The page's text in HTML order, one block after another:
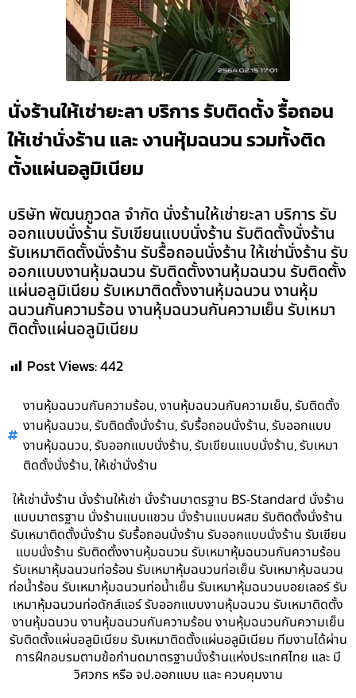
นั่งร้านให้เช่ายะลา บริการ รับติดตั้ง รื้อถอน
ให้เช่านั่งร้าน และ งานหุ้มฉนวน รวมทั้งติด
ตั้งแผ่นอลูมิเนียม
บริษัท พัฒนภูวดล จำกัด นั่งร้านให้เช่ายะลา บริการ รับ
ออกแบบนั่งร้าน รับเขียนแบบนั่งร้าน รับติดตั้งนั่งร้าน
รับเหมาติดตั้งนั่งร้าน รับรื้อถอนนั่งร้าน ให้เช่านั่งร้าน รับ
ออกแบบงานหุ้มฉนวน รับติดตั้งงานหุ้มฉนวน รับติดตั้ง
แผ่นอลูมิเนียม รับเหมาติดตั้งงานหุ้มฉนวน งานหุ้ม
ฉนวนกันความร้อน งานหุ้มฉนวนกันความเย็น รับเหมา
ติดตั้งแผ่นอลูมิเนียม
Post Views:442
งานหุ้มฉนวนกันความร้อน,งานหุ้มฉนวนกันความเย็น,รับติดตั้ง
งานหุ้มฉนวน,รับติดตั้งนั่งร้าน,รับรื้อถอนนั่งร้าน,รับออกแบบ
งานหุ้มฉนวน,รับออกแบบนั่งร้าน,รับเขียนแบบนั่งร้าน,รับเหมา
ติดตั้งนั่งร้าน,ให้เช่านั่งร้าน
ให้เช่านั่งร้าน นั่งร้านให้เช่า นั่งร้านมาตรฐาน BS-Standard นั่งร้าน
แบบมาตรฐาน นั่งร้านแบบแขวน นั่งร้านแบบผสม รับติดตั้งนั่งร้าน
รับเหมาติดตั้งนั่งร้าน รับรื้อถอนนั่งร้าน รับออกแบบนั่งร้าน รับเขียน
แบบนั่งร้าน รับติดตั้งงานหุ้มฉนวน รับเหมาหุ้มฉนวนกันความร้อน
รับเหมาหุ้มฉนวนท่อร้อน รับเหมาหุ้มฉนวนท่อเย็น รับเหมาหุ้มฉนวน
ท่อน้ำร้อน รับเหมาหุ้มฉนวนท่อน้ำเย็น รับเหมาหุ้มฉนวนบอยเลอร์ รับ
เหมาหุ้มฉนวนท่อดักส์แอร์ รับออกแบบงานหุ้มฉนวน รับเหมาติดตั้ง
งานหุ้มฉนวน งานหุ้มฉนวนกันความร้อน งานหุ้มฉนวนกันความเย็น
รับติดตั้งแผ่นอลูมิเนียม รับเหมาติดตั้งแผ่นอลูมิเนียม ทีมงานได้ผ่าน
การฝึกอบรมตามข้อกำนดมาตรฐานนั่งร้านแห่งประเทศไทย และ มี
วิศวกร หรือ จป.ออกแบบ และ ควบคุมงาน